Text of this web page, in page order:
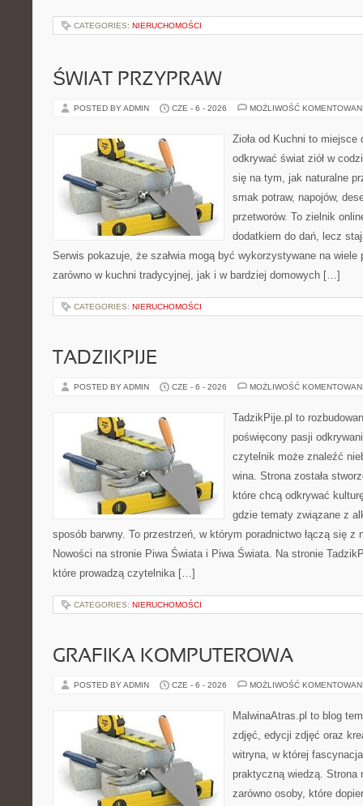
CATEGORIES: NIERUCHOMOŚCI
ŚWIAT PRZYPRAW
POSTED BY ADMIN CZE - 6 - 2026 MOŻLIWOŚĆ
Zioła od Kuchni to
odkrywać świat ziół w
się na tym, jak naturalne
smak potraw, napojów,
przetworów. To zielnik
dodatkiem do dań, lecz
Serwis pokazuje, że szałwia mogą być wykorzystywane na wiele
zarówno w kuchni tradycyjnej, jak i w bardziej domowych […]
CATEGORIES: NIERUCHOMOŚCI
TADZIKPIJE
POSTED BY ADMIN CZE - 6 - 2026 MOŻLIWOŚĆ
TadzikPije.pl to
poświęcony pasji
czytelnik może znaleźć
wina. Strona została
które chcą odkrywać
gdzie tematy związane z
sposób barwny. To przestrzeń, w którym poradnictwo łączą się z
Nowości na stronie Piwa Świata i Piwa Świata. Na stronie
które prowadzą czytelnika […]
CATEGORIES: NIERUCHOMOŚCI
GRAFIKA KOMPUTEROWA
POSTED BY ADMIN CZE - 6 - 2026 MOŻLIWOŚĆ
MalwinaAtras.pl to blog
zdjęć, edycji zdjęć oraz
witryna, w której
praktyczną wiedzą. Strona
zarówno osoby, które